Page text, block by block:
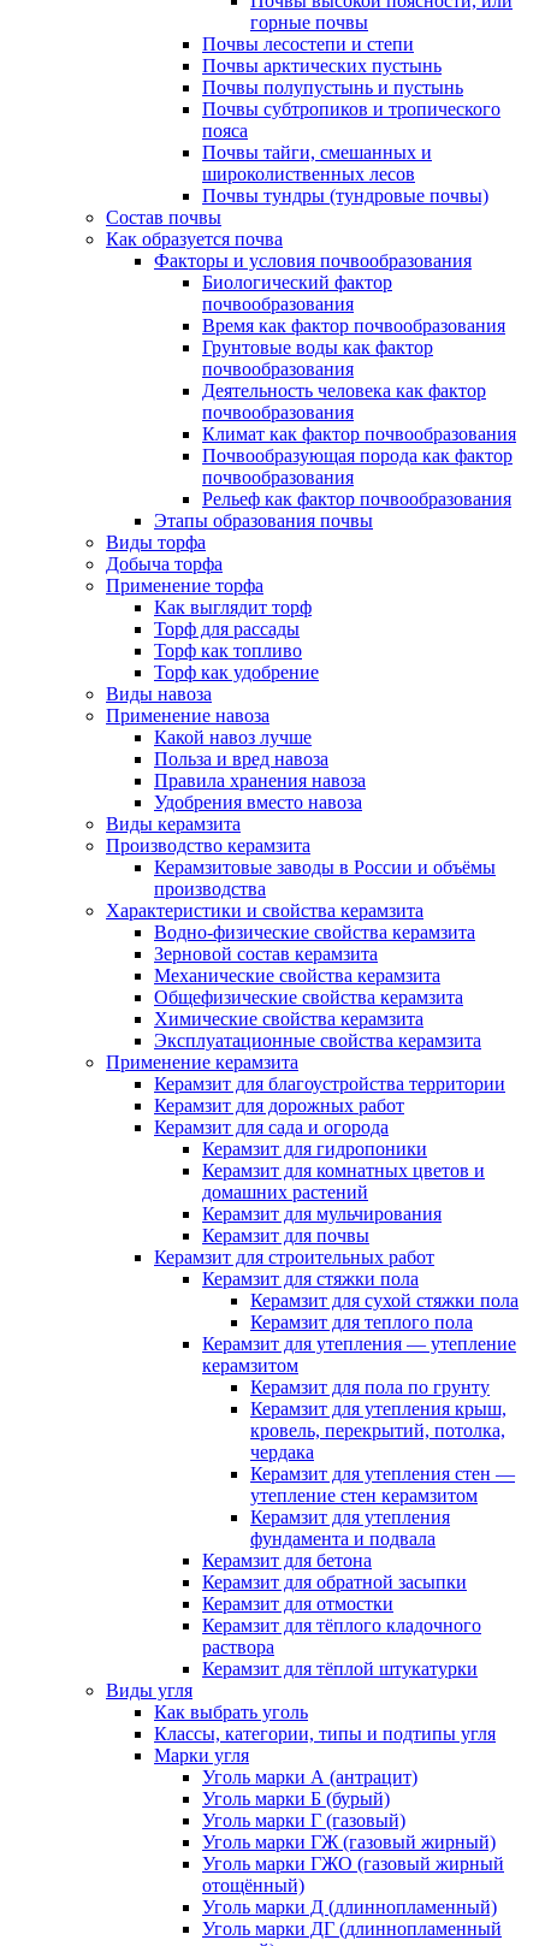
горные почвы
Почвы лесостепи и степи
Почвы арктических пустынь
Почвы полупустынь и пустынь
Почвы субтропиков и тропического
пояса
Почвы тайги, смешанных и
широколиственных лесов
Почвы тундры (тундровые почвы)
Состав почвы
Как образуется почва
Факторы и условия почвообразования
Биологический фактор
почвообразования
Время как фактор почвообразования
Грунтовые воды как фактор
почвообразования
Деятельность человека как фактор
почвообразования
Климат как фактор почвообразования
Почвообразующая порода как фактор
почвообразования
Рельеф как фактор почвообразования
Этапы образования почвы
Виды торфа
Добыча торфа
Применение торфа
Как выглядит торф
Торф для рассады
Торф как топливо
Торф как удобрение
Виды навоза
Применение навоза
Какой навоз лучше
Польза и вред навоза
Правила хранения навоза
Удобрения вместо навоза
Виды керамзита
Производство керамзита
Керамзитовые заводы в России и объёмы
производства
Характеристики и свойства керамзита
Водно-физические свойства керамзита
Зерновой состав керамзита
Механические свойства керамзита
Общефизические свойства керамзита
Химические свойства керамзита
Эксплуатационные свойства керамзита
Применение керамзита
Керамзит для благоустройства территории
Керамзит для дорожных работ
Керамзит для сада и огорода
Керамзит для гидропоники
Керамзит для комнатных цветов и
домашних растений
Керамзит для мульчирования
Керамзит для почвы
Керамзит для строительных работ
Керамзит для стяжки пола
Керамзит для сухой стяжки пола
Керамзит для теплого пола
Керамзит для утепления — утепление
керамзитом
Керамзит для пола по грунту
Керамзит для утепления крыш,
кровель, перекрытий, потолка,
чердака
Керамзит для утепления стен —
утепление стен керамзитом
Керамзит для утепления
фундамента и подвала
Керамзит для бетона
Керамзит для обратной засыпки
Керамзит для отмостки
Керамзит для тёплого кладочного
раствора
Керамзит для тёплой штукатурки
Виды угля
Как выбрать уголь
Классы, категории, типы и подтипы угля
Марки угля
Уголь марки А (антрацит)
Уголь марки Б (бурый)
Уголь марки Г (газовый)
Уголь марки ГЖ (газовый жирный)
Уголь марки ГЖО (газовый жирный
отощённый)
Уголь марки Д (длиннопламенный)
Уголь марки ДГ (длиннопламенный